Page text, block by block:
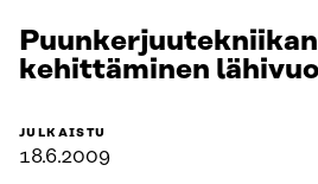
Puunkerjuutekniikan
kehittäminen
JULKAISTU
18.6.2009